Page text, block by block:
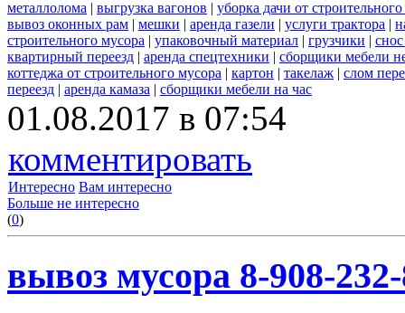
металлолома | выгрузка вагонов | уборка дачи от
вывоз оконных рам | мешки | аренда газели | услуги трактора |
строительного мусора | упаковочный материал | грузчики |
квартирный переезд | аренда спецтехники | сборщики мебели
коттеджа от строительного мусора | картон | такелаж | слом
переезд | аренда камаза | сборщики мебели на час
01.08.2017 в 07:54
комментировать
Интересно Вам интересно
Больше не интересно
(0)
вывоз мусора 8-908-